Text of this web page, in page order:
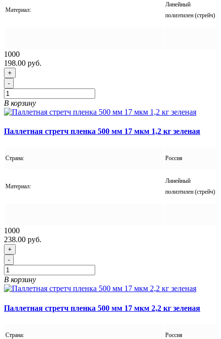
Материал:
Линейный
полиэтилен (стрейч)
1000
198.00 руб.
+
-
В корзину
Паллетная стретч пленка 500 мм 17 мкм 1,2 кг зеленая
Страна: Россия
Материал:
Линейный
полиэтилен (стрейч)
1000
238.00 руб.
+
-
В корзину
Паллетная стретч пленка 500 мм 17 мкм 2,2 кг зеленая
Страна: Россия